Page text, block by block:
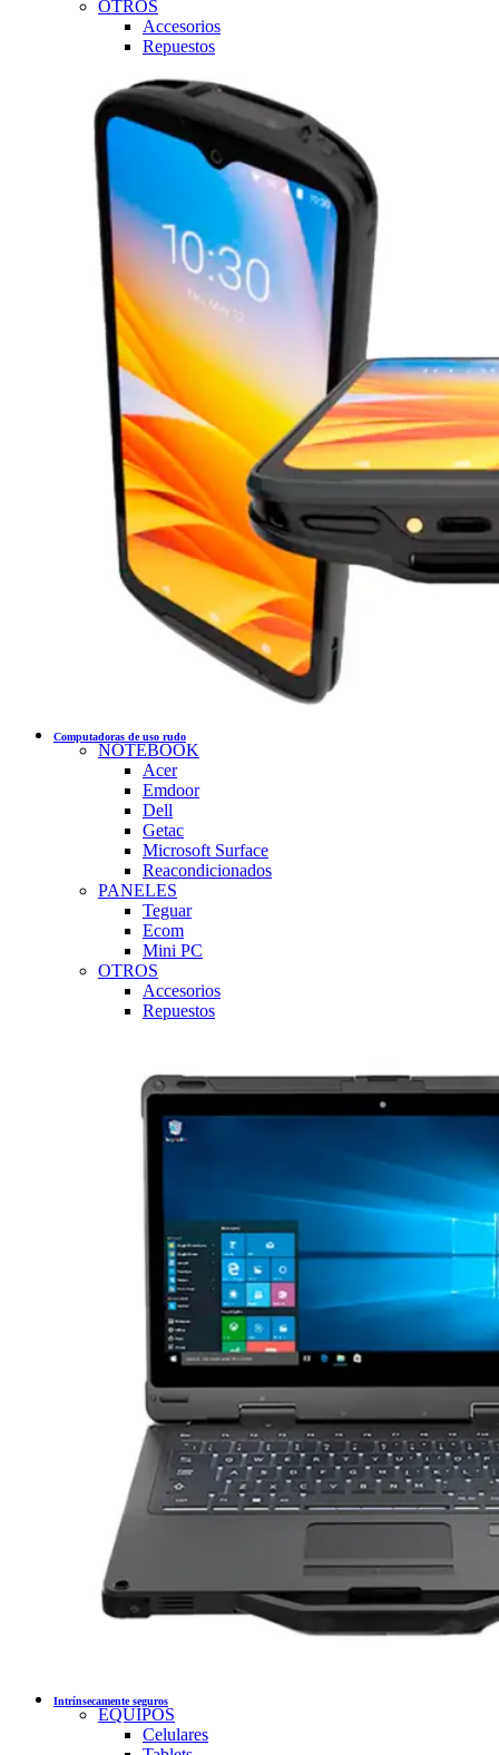
OTROS
Accesorios
Repuestos
Computadoras de uso rudo
NOTEBOOK
Acer
Emdoor
Dell
Getac
Microsoft Surface
Reacondicionados
PANELES
Teguar
Ecom
Mini PC
OTROS
Accesorios
Repuestos
Intrínsecamente seguros
EQUIPOS
Celulares